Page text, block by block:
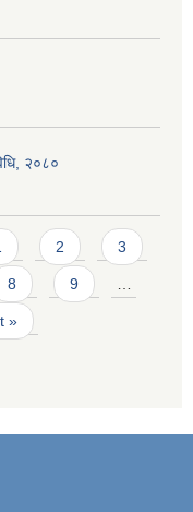
२०८०
2 3
8 9
»